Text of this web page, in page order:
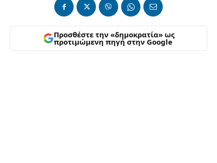
Προσθέστε την «δημοκρατία» ως
προτιμώμενη πηγή στην Google